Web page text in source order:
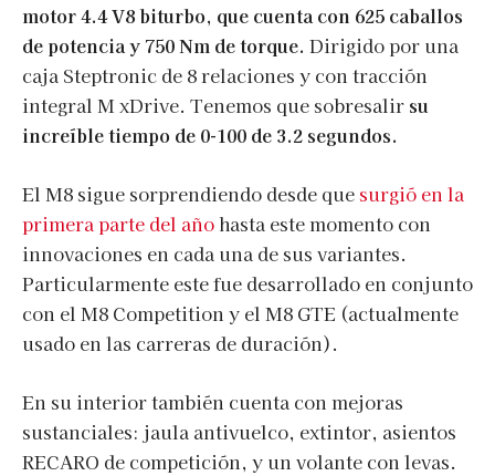
motor 4.4 V8 biturbo, que cuenta con 625 caballos
de potencia y 750 Nm de torque. Dirigido por una
caja Steptronic de 8 relaciones y con tracción
integral M xDrive. Tenemos que sobresalir su
increíble tiempo de 0-100 de 3.2 segundos.
El M8 sigue sorprendiendo desde quesurgió en la
primera parte del añohasta este momento con
innovaciones en cada una de sus variantes.
Particularmente este fue desarrollado en conjunto
con el M8 Competition y el M8 GTE (actualmente
usado en las carreras de duración).
En su interior también cuenta con mejoras
sustanciales: jaula antivuelco, extintor, asientos
RECARO de competición, y un volante con levas.